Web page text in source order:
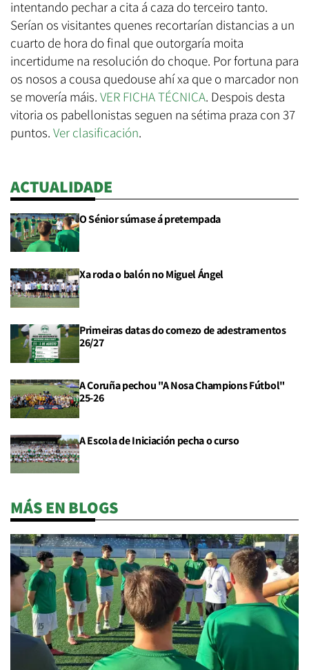
intentando pechar a cita á caza do terceiro tanto.
Serían os visitantes quenes recortarían distancias a un
cuarto de hora do final que outorgaría moita
incertidume na resolución do choque. Por fortuna para
os nosos a cousa quedouse ahí xa que o marcador non
se movería máis. VER FICHA TÉCNICA. Despois desta
vitoria os pabellonistas seguen na sétima praza con 37
puntos. Ver clasificación.
ACTUALIDADE
O Sénior súmase á pretempada
Xa roda o balón no Miguel Ángel
Primeiras datas do comezo de adestramentos
26/27
A Coruña pechou "A Nosa Champions Fútbol"
25-26
A Escola de Iniciación pecha o curso
MÁS EN BLOGS